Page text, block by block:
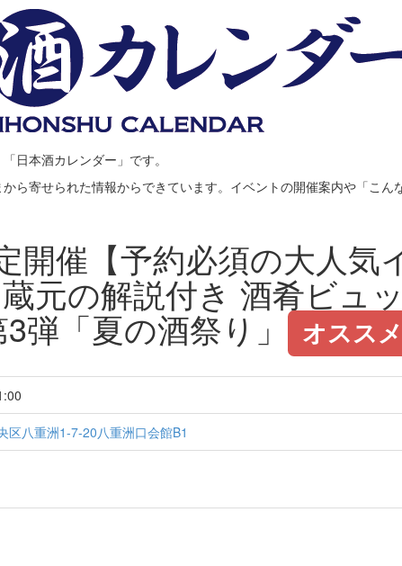
日本酒カレンダー」です。
ら寄せられた情報からできています。イベントの開催案内や「こん
開催【予約必須の大人気
元の解説付き 酒肴ビュ
弾「夏の酒祭り」 オスス
区八重洲1-7-20八重洲口会館B1